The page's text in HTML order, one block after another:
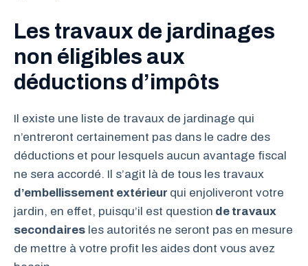
Les travaux de jardinages
non éligibles aux
déductions d’impôts
Il existe une liste de travaux de jardinage qui
n’entreront certainement pas dans le cadre des
déductions et pour lesquels aucun avantage fiscal
ne sera accordé. Il s’agit là de tous les travaux
d’embellissement extérieur qui enjoliveront votre
jardin, en effet, puisqu’il est question de travaux
secondaires les autorités ne seront pas en mesure
de mettre à votre profit les aides dont vous avez